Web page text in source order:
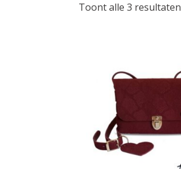
Toont alle 3 resultaten